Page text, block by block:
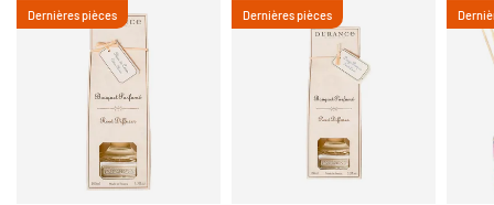
Dernières pièces Dernières pièces